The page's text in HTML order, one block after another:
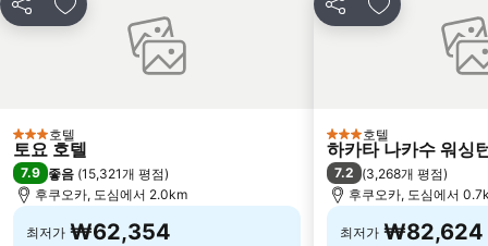
공유 즐겨찾기에 추가
3 성급호텔
토요 호텔
7.9 좋음 (15,321개 평점)
후쿠오카, 도심에서 2.0km
최저가 ₩62,354
공유 즐겨찾기에
3 성급호텔
하카타 나카수 워싱
7.2 (3,268개 평점)
후쿠오카, 도심에서
최저가 ₩82,624